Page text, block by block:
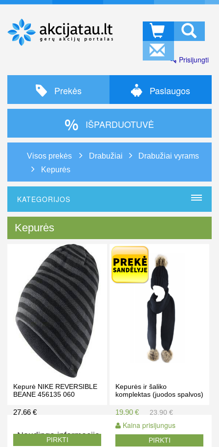
Prisijungti
Prekės Paslaugos
IŠPARDUOTUVĖ
Visos prekės Drabužiai
Drabužiai vyrams
Kepurės
KATEGORIJOS
Kepurės
Kepurė NIKE REVERSIBLE
BEANE 456135 060
27.66 €
PIRKTI
Kepurės ir šaliko
komplektas (juodos spalvos)
19.90 €
Kaina prisijungus
23.90 €
PIRKTI
Naudinga informacija